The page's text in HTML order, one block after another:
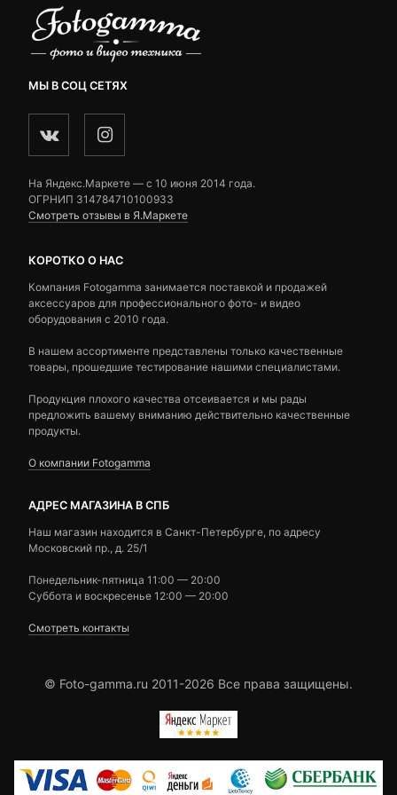
МЫ В СОЦ СЕТЯХ
На Яндекс.Маркете — c 10 июня 2014 года.
ОГРНИП 314784710100933
Смотреть отзывы в Я.Маркете
КОРОТКО О НАС
Компания Fotogamma занимается поставкой и продажей
аксессуаров для профессионального фото- и видео
оборудования с 2010 года.
В нашем ассортименте представлены только качественные
товары, прошедшие тестирование нашими специалистами.
Продукция плохого качества отсеивается и мы рады
предложить вашему вниманию действительно качественные
продукты.
О компании Fotogamma
АДРЕС МАГАЗИНА В СПБ
Наш магазин находится в Санкт-Петербурге, по адресу
Московский пр., д. 25/1
Понедельник-пятница 11:00 — 20:00
Суббота и воскресенье 12:00 — 20:00
Смотреть контакты
© Foto-gamma.ru 2011-2026 Все права защищены.